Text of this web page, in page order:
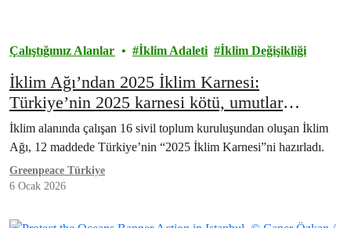
Çalıştığımız Alanlar İklim Adaleti İklim Değişikliği
İklim Ağı’ndan 2025 İklim Karnesi:
Türkiye’nin 2025 karnesi kötü, umutlar
COP31’e
İklim alanında çalışan 16 sivil toplum kuruluşundan oluşan İklim
Ağı, 12 maddede Türkiye’nin “2025 İklim Karnesi”ni hazırladı.
Greenpeace Türkiye
6 Ocak 2026